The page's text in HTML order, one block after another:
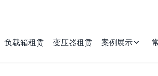
负载箱租赁 变压器租赁 案例展示